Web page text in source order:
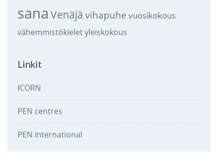
sana Venäjä vihapuhe vuosikokous
vähemmistökieletyleiskokous
Linkit
ICORN
PEN centres
PEN International